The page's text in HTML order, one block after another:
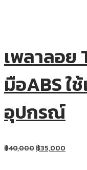
เพลาลอย
มือABS ใ
อุปกรณ์
฿40,000฿35,000